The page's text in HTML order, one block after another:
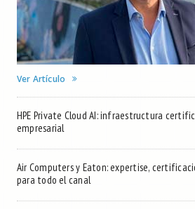
Ver Artículo
HPE Private Cloud AI: infraestructura
empresarial
Air Computers y Eaton: expertise,
para todo el canal